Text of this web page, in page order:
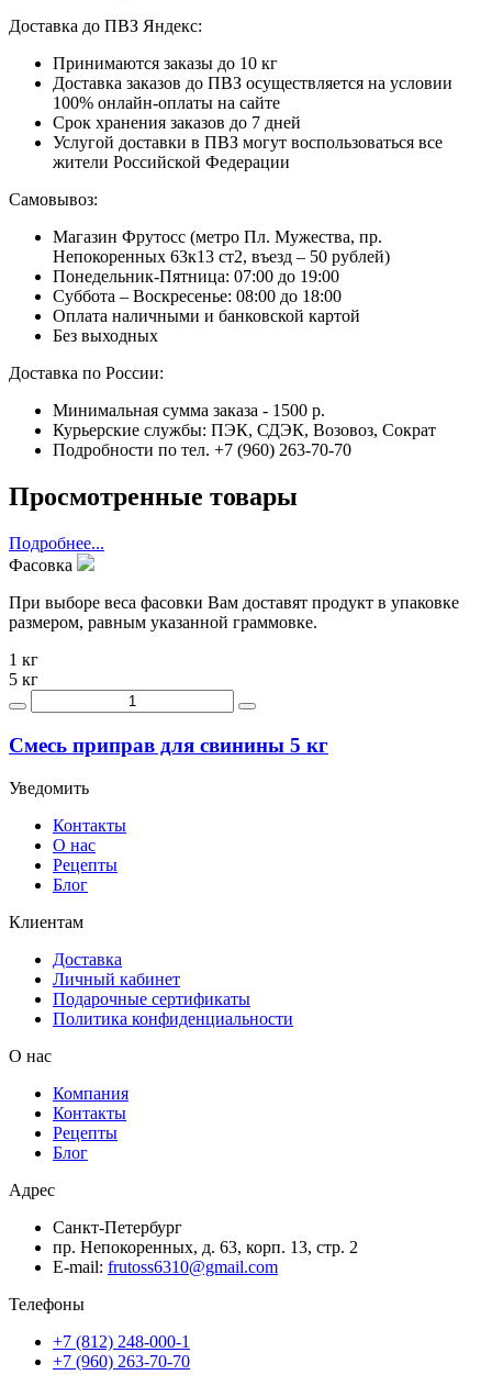
Доставка до ПВЗ Яндекс:
Принимаются заказы до 10 кг
Доставка заказов до ПВЗ осуществляется на условии
100% онлайн-оплаты на сайте
Срок хранения заказов до 7 дней
Услугой доставки в ПВЗ могут воспользоваться все
жители Российской Федерации
Самовывоз:
Магазин Фрутосс (метро Пл. Мужества, пр.
Непокоренных 63к13 ст2, въезд – 50 рублей)
Понедельник-Пятница: 07:00 до 19:00
Суббота – Воскресенье: 08:00 до 18:00
Оплата наличными и банковской картой
Без выходных
Доставка по России:
Минимальная сумма заказа - 1500 р.
Курьерские службы: ПЭК, СДЭК, Возовоз, Сократ
Подробности по тел. +7 (960) 263-70-70
Просмотренные товары
Подробнее...
Фасовка
При выборе веса фасовки Вам доставят продукт в упаковке
размером, равным указанной граммовке.
1 кг
5 кг
Смесь приправ для свинины 5 кг
Уведомить
Контакты
О нас
Рецепты
Блог
Клиентам
Доставка
Личный кабинет
Подарочные сертификаты
Политика конфиденциальности
О нас
Компания
Контакты
Рецепты
Блог
Адрес
Санкт-Петербург
пр. Непокоренных, д. 63, корп. 13, стр. 2
E-mail: frutoss6310@gmail.com
Телефоны
+7 (812) 248-000-1
+7 (960) 263-70-70